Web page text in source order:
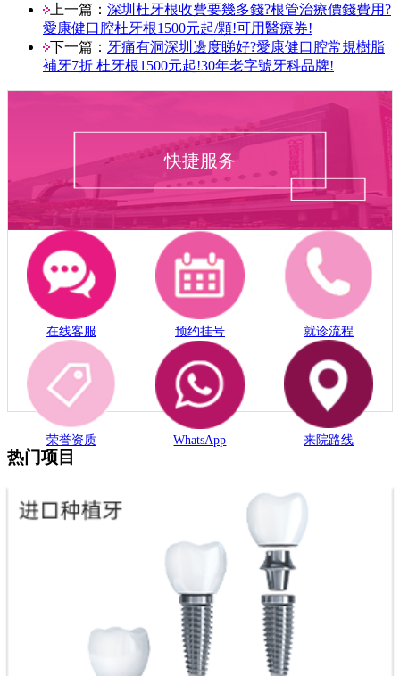
上一篇： 深圳杜牙根收費要幾多錢?根管治療價錢費用?
愛康健口腔杜牙根1500元起/顆!可用醫療券!
下一篇： 牙痛有洞深圳邊度睇好?愛康健口腔常規樹脂
補牙7折 杜牙根1500元起!30年老字號牙科品牌!
快捷服务
在线客服 预约挂号 就诊流程
荣誉资质 WhatsApp 来院路线
热门项目